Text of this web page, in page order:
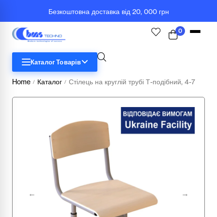
Безкоштовна доставка від 20, 000 грн
0
Каталог Товарів
Біологія
Комп'ютерна техніка
Меблі
Home / Каталог / Стілець на круглій трубі Т-подібний, 4-7